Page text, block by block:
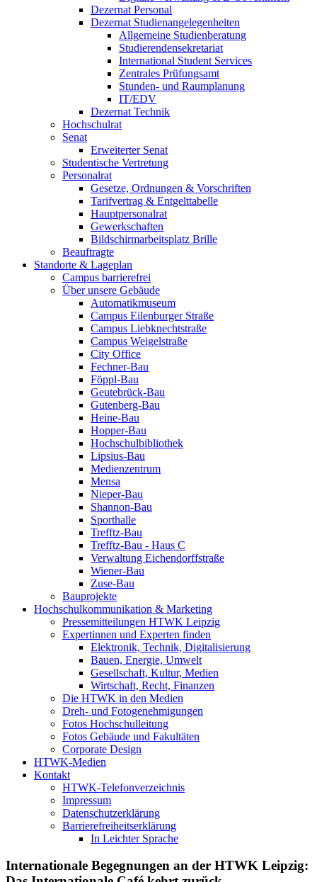
Dezernat Personal
Dezernat Studienangelegenheiten
Allgemeine Studienberatung
Studierendensekretariat
International Student Services
Zentrales Prüfungsamt
Stunden- und Raumplanung
IT/EDV
Dezernat Technik
Hochschulrat
Senat
Erweiterter Senat
Studentische Vertretung
Personalrat
Gesetze, Ordnungen & Vorschriften
Tarifvertrag & Entgelttabelle
Hauptpersonalrat
Gewerkschaften
Bildschirmarbeitsplatz Brille
Beauftragte
Standorte & Lageplan
Campus barrierefrei
Über unsere Gebäude
Automatikmuseum
Campus Eilenburger Straße
Campus Liebknechtstraße
Campus Weigelstraße
City Office
Fechner-Bau
Föppl-Bau
Geutebrück-Bau
Gutenberg-Bau
Heine-Bau
Hopper-Bau
Hochschulbibliothek
Lipsius-Bau
Medienzentrum
Mensa
Nieper-Bau
Shannon-Bau
Sporthalle
Trefftz-Bau
Trefftz-Bau - Haus C
Verwaltung Eichendorffstraße
Wiener-Bau
Zuse-Bau
Bauprojekte
Hochschulkommunikation & Marketing
Pressemitteilungen HTWK Leipzig
Expertinnen und Experten finden
Elektronik, Technik, Digitalisierung
Bauen, Energie, Umwelt
Gesellschaft, Kultur, Medien
Wirtschaft, Recht, Finanzen
Die HTWK in den Medien
Dreh- und Fotogenehmigungen
Fotos Hochschulleitung
Fotos Gebäude und Fakultäten
Corporate Design
HTWK-Medien
Kontakt
HTWK-Telefonverzeichnis
Impressum
Datenschutzerklärung
Barrierefreiheitserklärung
In Leichter Sprache
Internationale Begegnungen an der HTWK Leipzig: